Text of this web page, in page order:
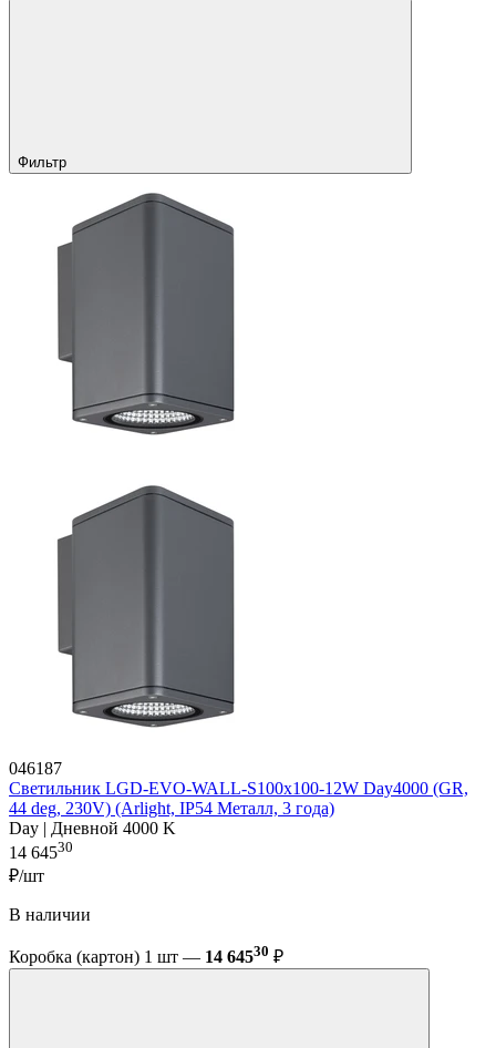
Фильтр
046187
Светильник LGD-EVO-WALL-S100x100-12W Day4000 (GR,
44 deg, 230V) (Arlight, IP54 Металл, 3 года)
Day | Дневной 4000 K
14 64530
₽/шт
В наличии
Коробка (картон) 1 шт — 14 64530 ₽